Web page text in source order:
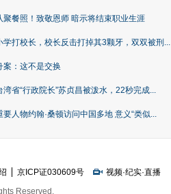
聚餐照！致敬恩师 暗示将结束职业生涯
学打校长，校长反击打掉其3颗牙，双双被刑...
案：这不是交换
湾省“行政院长”苏贞昌被泼水，22秒完成...
人物约翰·桑顿访问中国多地 意义“类似...
京ICP证030609号 视频·纪实·直播
Reserved.